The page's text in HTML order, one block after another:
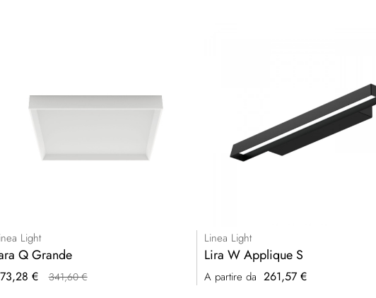
Light
Q Grande
€ 341,60 €
Linea Light
Lira W Applique S
A partire da 261,57 €